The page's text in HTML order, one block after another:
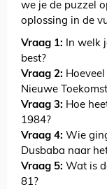
we je de puzzel
oplossing in de
Vraag 1: In welk
best?
Vraag 2:
Nieuwe
Vraag 3: Hoe
1984?
Vraag 4: Wie
Dusbaba naar
Vraag 5: Wat is
81?